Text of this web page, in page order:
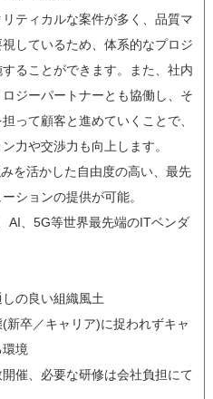
ティカルな案件が多く、品質マ
しているため、体系的なプロジ
ることができます。また、社内
ジーパートナーとも協働し、そ
って顧客と進めていくことで、
力や交渉力も向上します。
を活かした自由度の高い、最先
ションの提供が可能。
AI、5G等世界最先端のITベンダ
しの良い組織風土
(新卒／キャリア)に捉われずキャ
境
開催、必要な研修は会社負担にて